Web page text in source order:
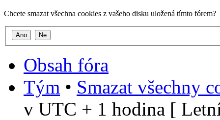
Chcete smazat všechna cookies z vašeho disku uložená tímto fórem?
Obsah fóra
Tým • Smazat všechny
v UTC + 1 hodina [